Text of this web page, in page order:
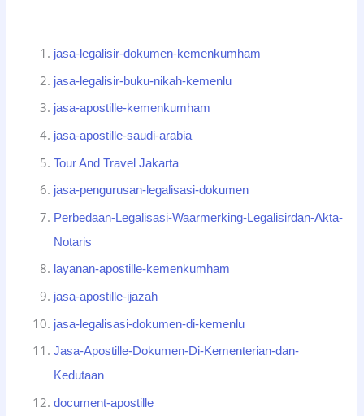
jasa-legalisir-dokumen-kemenkumham
jasa-legalisir-buku-nikah-kemenlu
jasa-apostille-kemenkumham
jasa-apostille-saudi-arabia
Tour And Travel Jakarta
jasa-pengurusan-legalisasi-dokumen
Perbedaan-Legalisasi-Waarmerking-Legalisirdan-Akta-
Notaris
layanan-apostille-kemenkumham
jasa-apostille-ijazah
jasa-legalisasi-dokumen-di-kemenlu
Jasa-Apostille-Dokumen-Di-Kementerian-dan-
Kedutaan
document-apostille